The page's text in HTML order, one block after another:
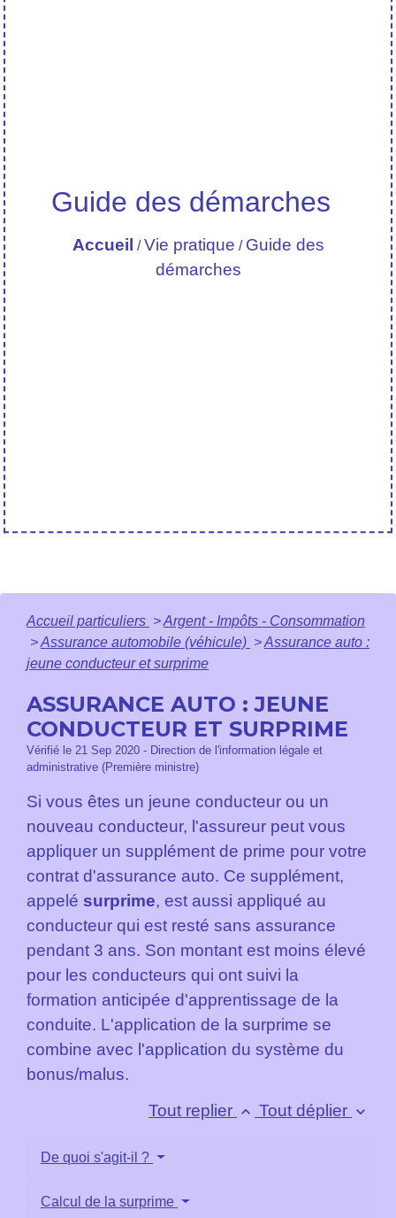
Guide des démarches
Accueil /Vie pratique / Guide des
démarches
Accueil particuliers >Argent - Impôts - Consommation
>Assurance automobile (véhicule) >Assurance auto :
jeune conducteur et surprime
ASSURANCE AUTO : JEUNE
CONDUCTEUR ET SURPRIME
Vérifié le 21 Sep 2020 - Direction de l'information légale et
administrative (Première ministre)
Si vous êtes un jeune conducteur ou un
nouveau conducteur, l'assureur peut vous
appliquer un supplément de prime pour votre
contrat d'assurance auto. Ce supplément,
appelé surprime, est aussi appliqué au
conducteur qui est resté sans assurance
pendant 3 ans. Son montant est moins élevé
pour les conducteurs qui ont suivi la
formation anticipée d'apprentissage de la
conduite. L'application de la surprime se
combine avec l'application du système du
bonus/malus.
Tout replier keyboard_arrow_up Tout déplier keyboard_arrow_down
De quoi s'agit-il ?
Calcul de la surprime